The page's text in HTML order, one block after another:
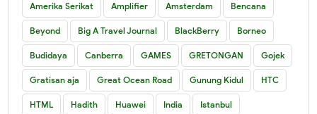
Amerika Serikat Amplifier Amsterdam Bencana
Beyond Big A Travel Journal BlackBerry Borneo
Budidaya Canberra GAMES GRETONGAN Gojek
Gratisan aja Great Ocean Road Gunung Kidul HTC
HTML Hadith Huawei India Istanbul